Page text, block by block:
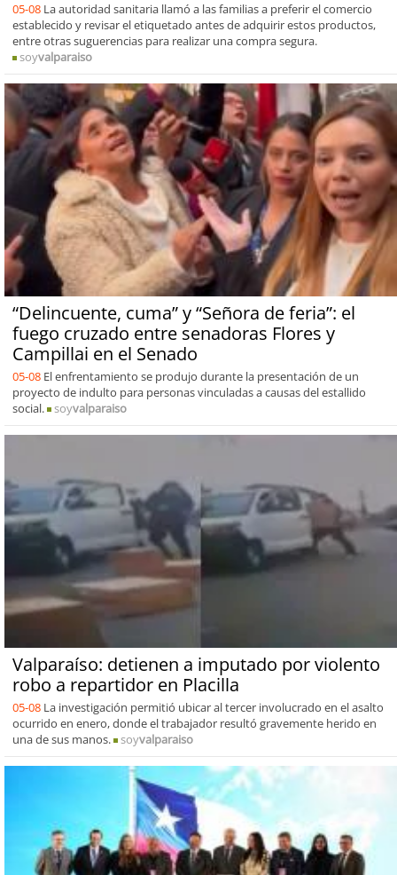
05-08 La autoridad sanitaria llamó a las familias a preferir el comercio
establecido y revisar el etiquetado antes de adquirir estos productos,
entre otras suguerencias para realizar una compra segura.
soyvalparaiso
“Delincuente, cuma” y “Señora de feria”: el
fuego cruzado entre senadoras Flores y
Campillai en el Senado
05-08 El enfrentamiento se produjo durante la presentación de un
proyecto de indulto para personas vinculadas a causas del estallido
social.
soyvalparaiso
Valparaíso: detienen a imputado por violento
robo a repartidor en Placilla
05-08 La investigación permitió ubicar al tercer involucrado en el asalto
ocurrido en enero, donde el trabajador resultó gravemente herido en
una de sus manos.
soyvalparaiso